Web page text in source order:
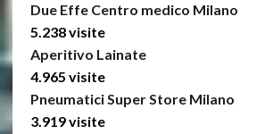
Due Effe Centro medico Milano
5.238 visite
Aperitivo Lainate
4.965 visite
Pneumatici Super Store Milano
3.919 visite